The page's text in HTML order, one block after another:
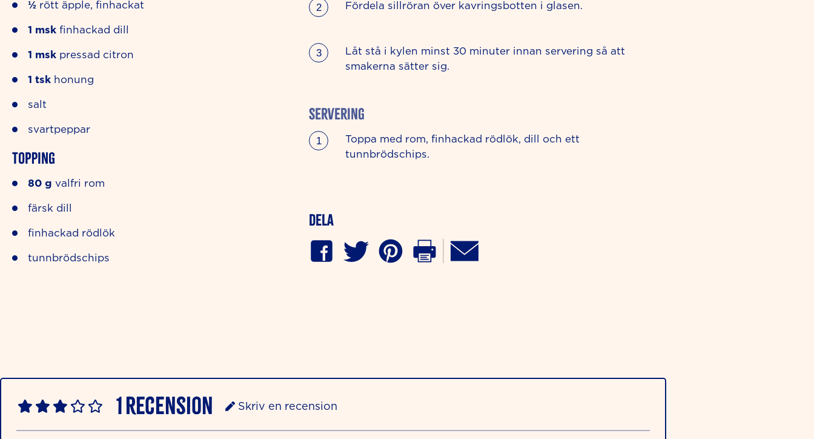
½ rött äpple, finhackat
1 msk finhackad dill
1 msk pressad citron
1 tsk honung
salt
svartpeppar
Topping
80 g valfri rom
färsk dill
finhackad rödlök
tunnbrödschips
Fördela sillröran över kavringsbotten i glasen.
Låt stå i kylen minst 30 minuter innan servering så att
smakerna sätter sig.
SERVERING
Toppa med rom, finhackad rödlök, dill och ett
tunnbrödschips.
Dela
1Recension Skriv en recension